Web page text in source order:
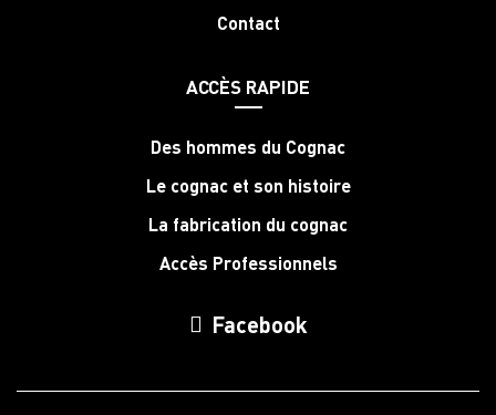
Contact
ACCÈS RAPIDE
Des hommes du Cognac
Le cognac et son histoire
La fabrication du cognac
Accès Professionnels
Facebook